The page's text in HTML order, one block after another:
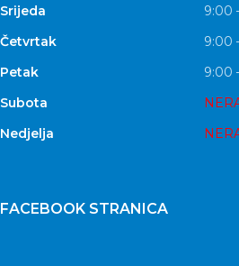
Srijeda
9:00
Četvrtak
9:00
Petak
9:00
Subota
Nedjelja
FACEBOOK STRANICA